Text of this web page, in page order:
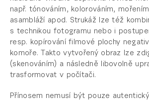
např. tónováním, kolorováním,
asambláží apod. Strukáž lze též
s technikou fotogramu nebo i
resp. kopírování filmové plochy
komoře. Takto vytvořený obraz lze
(skenováním) a následně libovolně
trasformovat v počítači.
Přínosem nemusí být pouze